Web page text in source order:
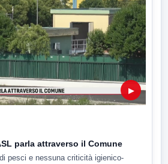
▶
parla attraverso il Comune
pesci e nessuna criticità igienico-